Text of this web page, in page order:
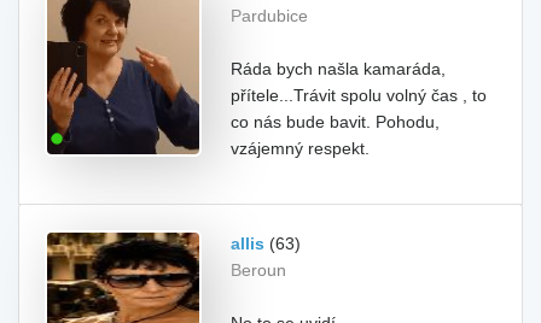
Pardubice
Ráda bych našla kamaráda,
přítele...Trávit spolu volný čas , to
co nás bude bavit. Pohodu,
vzájemný respekt.
allis (63)
Beroun